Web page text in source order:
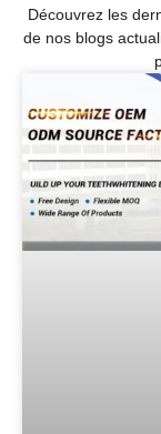
Découvrez les
de nos blogs